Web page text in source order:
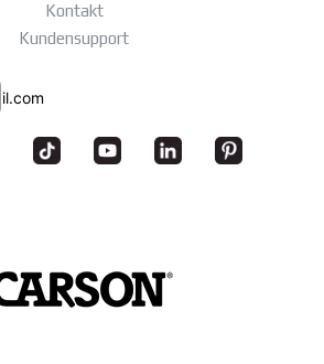
Kontakt
Kundensupport